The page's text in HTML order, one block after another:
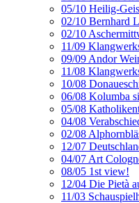
05/10 Heilig-
02/10 Bernhard
02/10
11/09
09/09 Andor
11/08
10/08
06/08 Kolumba
05/08
04/08
02/08
12/07
04/07 Art
08/05 1st view!
12/04 Die Pietà
11/03